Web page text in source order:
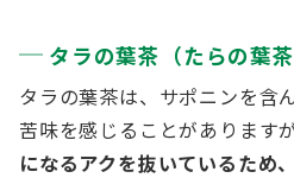
タラの葉茶（たらの葉
タラの葉茶は、サポニンを含
苦味を感じることがありますが
になるアクを抜いているため